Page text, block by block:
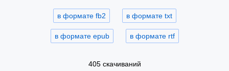
в формате fb2 в формате txt
в формате epub в формате rtf
405 скачиваний